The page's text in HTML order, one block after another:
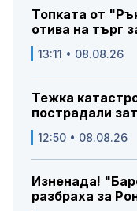
Топката от
отива на търг
13:11 • 08.08.26
Тежка
пострадали
12:50 • 08.08.26
Изненада!
разбраха за